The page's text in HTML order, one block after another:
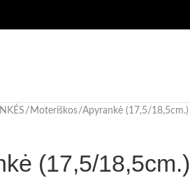
Moteriškos Apyrankė (17,5/18,5cm.)
(17,5/18,5cm.)